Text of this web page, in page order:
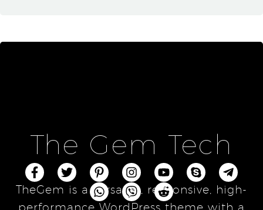
The Gem Tech
TheGem is a versatile, responsive, high-
performance WordPress theme with a